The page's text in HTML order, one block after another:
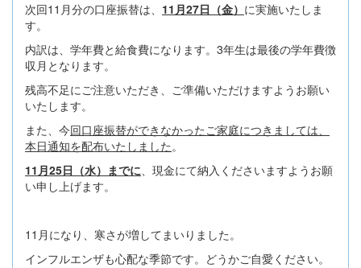
次回11月分の口座振替は、 11月27日（金） に実施いたしま
す。
内訳は、学年費と給食費になります。3年生は最後の学年費徴
収月となります。
残高不足にご注意いただき、ご準備いただけますようお願い
いたします。
また、今回口座振替ができなかったご家庭につきましては、
本日通知を配布いたしました。
11月25日（水）までに、現金にて納入くださいますようお願
い申し上げます。
11月になり、寒さが増してまいりました。
インフルエンザも心配な季節です。どうかご自愛ください。